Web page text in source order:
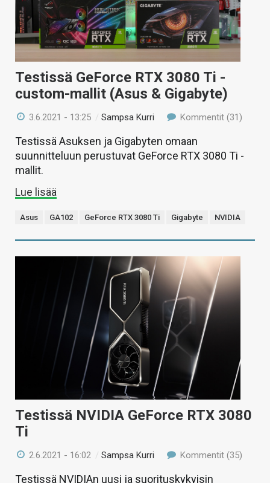
Testissä GeForce RTX 3080 Ti -
custom-mallit (Asus & Gigabyte)
3.6.2021 - 13:25 /Sampsa Kurri Kommentit (31)
Testissä Asuksen ja Gigabyten omaan
suunnitteluun perustuvat GeForce RTX 3080 Ti -
mallit.
Lue lisää
Asus GA102 GeForce RTX 3080 Ti Gigabyte NVIDIA
Testissä NVIDIA GeForce RTX 3080
Ti
2.6.2021 - 16:02 /Sampsa Kurri Kommentit (35)
Testissä NVIDIAn uusi ja suorituskykyisin